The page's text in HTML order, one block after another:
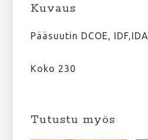
Kuvaus
Pääsuutin DCOE, IDF,IDA
Koko 230
Tutustu myös